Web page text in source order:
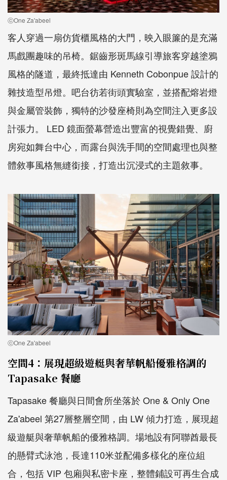
ⓒOne Za'abeel
客人穿過一扇仿貨櫃風格的大門，映入眼簾的是充滿
馬戲團趣味的吊椅。鋸齒形斑馬線引導旅客穿越塗鴉
風格的隧道，最終抵達由 Kenneth Cobonpue 設計的
雜技造型吊燈。吧台彷若街頭實驗室，並搭配熔岩燈
與金屬管裝飾，獨特的沙發座椅則為空間注入更多設
計張力。 LED 鏡面螢幕營造出豐富的視覺錯覺、廚
房宛如舞台中心，而露台與洗手間的空間處理也與整
體敘事風格無縫銜接，打造出沉浸式的主題敘事。
ⓒOne Za'abeel
空間4：展現超級遊艇與奢華帆船優雅格調的
Tapasake 餐廳
Tapasake 餐廳與日間會所坐落於 One & Only One
Za'abeel 第27層整層空間，由 LW 傾力打造，展現超
級遊艇與奢華帆船的優雅格調。場地設有阿聯酋最長
的懸臂式泳池，長達110米並配備多樣化的座位組
合，包括 VIP 包廂與私密卡座，整體鋪設可再生合成